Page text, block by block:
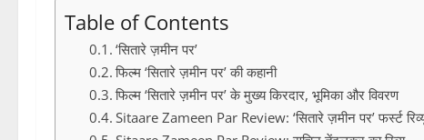
Table of Contents
‘सितारे ज़मीन पर’
फिल्म ‘सितारे ज़मीन पर’ की कहानी
फिल्म ‘सितारे ज़मीन पर’ के मुख्य किरदार, भूमिका और विवरण
Sitaare Zameen Par Review: ‘सितारे ज़मीन पर’ फर्स्ट